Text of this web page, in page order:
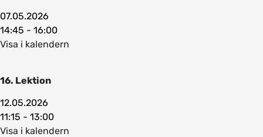
07.05.2026
14:45 - 16:00
Visa i kalendern
16. Lektion
12.05.2026
11:15 - 13:00
Visa i kalendern